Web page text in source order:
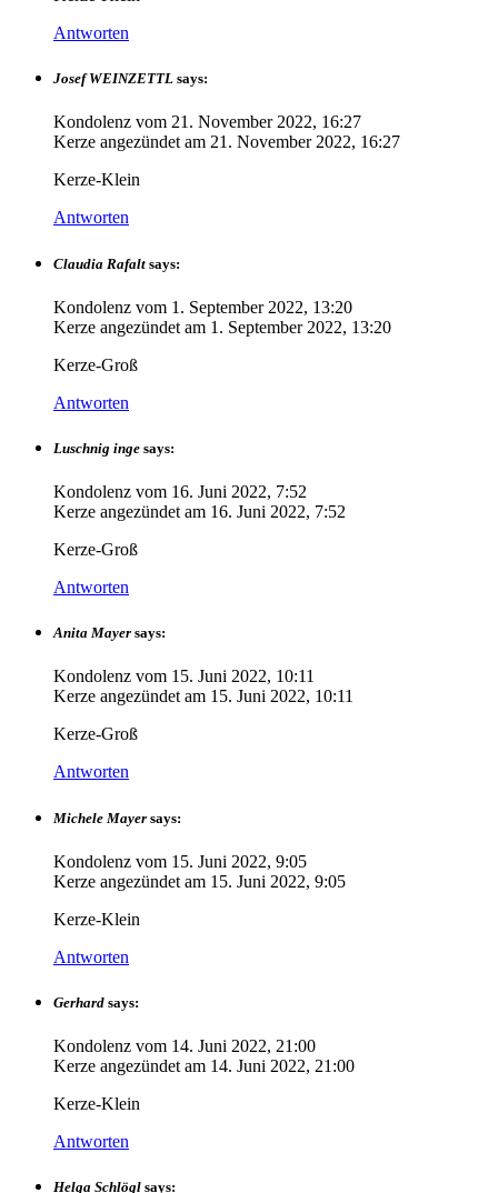
Antworten
Josef WEINZETTL says:
Kondolenz vom 21. November 2022, 16:27
Kerze angezündet am 21. November 2022, 16:27
Kerze-Klein
Antworten
Claudia Rafalt says:
Kondolenz vom 1. September 2022, 13:20
Kerze angezündet am 1. September 2022, 13:20
Kerze-Groß
Antworten
Luschnig inge says:
Kondolenz vom 16. Juni 2022, 7:52
Kerze angezündet am 16. Juni 2022, 7:52
Kerze-Groß
Antworten
Anita Mayer says:
Kondolenz vom 15. Juni 2022, 10:11
Kerze angezündet am 15. Juni 2022, 10:11
Kerze-Groß
Antworten
Michele Mayer says:
Kondolenz vom 15. Juni 2022, 9:05
Kerze angezündet am 15. Juni 2022, 9:05
Kerze-Klein
Antworten
Gerhard says:
Kondolenz vom 14. Juni 2022, 21:00
Kerze angezündet am 14. Juni 2022, 21:00
Kerze-Klein
Antworten
Helga Schlögl says: